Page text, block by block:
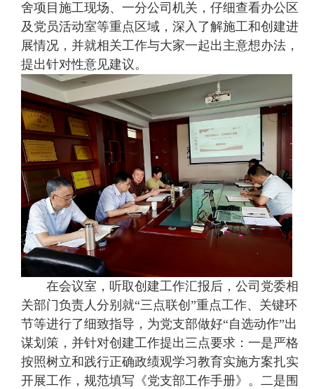
舍项目施工现场、一分公司机关，仔细查看办公区
及党员活动室等重点区域，深入了解施工和创建进
展情况，并就相关工作与大家一起出主意想办法，
提出针对性意见建议。
在会议室，听取创建工作汇报后，公司党委相
关部门负责人分别就“三点联创”重点工作、关键环
节等进行了细致指导，为党支部做好“自选动作”出
谋划策，并针对创建工作提出三点要求：一是严格
按照树立和践行正确政绩观学习教育实施方案扎实
开展工作，规范填写《党支部工作手册》。二是围